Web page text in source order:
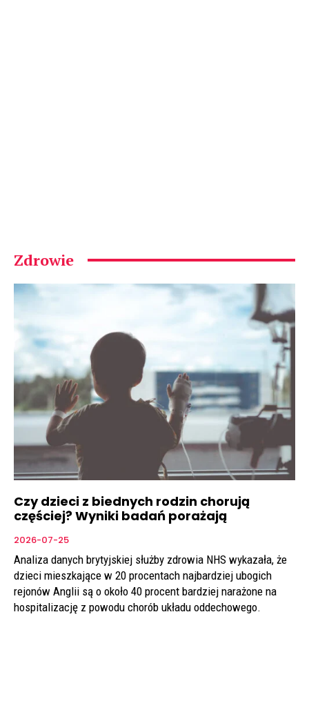
Zdrowie
Czy dzieci z biednych rodzin chorują
częściej? Wyniki badań porażają
2026-07-25
Analiza danych brytyjskiej służby zdrowia NHS wykazała, że
dzieci mieszkające w 20 procentach najbardziej ubogich
rejonów Anglii są o około 40 procent bardziej narażone na
hospitalizację z powodu chorób układu oddechowego.